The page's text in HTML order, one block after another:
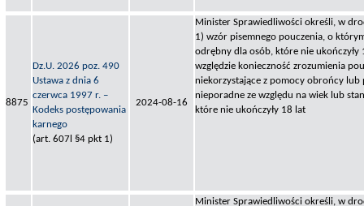
8875
Dz.U. 2026 poz. 490
Ustawa z dnia 6
czerwca 1997 r. –
Kodeks postępowania
karnego
(art. 607l §4 pkt 1)
2024-08-16
Minister Sprawiedliwości określi, w
1) wzór pisemnego pouczenia, o
odrębny dla osób, które nie ukończyły
względzie konieczność zrozumienia
niekorzystające z pomocy obrońcy lub
nieporadne ze względu na wiek lub
które nie ukończyły 18 lat
Minister Sprawiedliwości określi, w